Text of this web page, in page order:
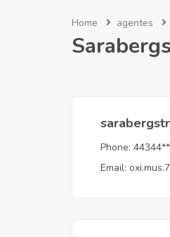
Home agentes
Phone:
Email: